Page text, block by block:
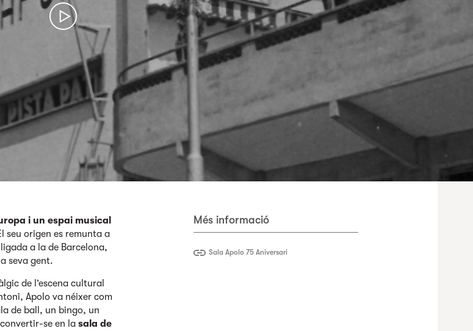
i un espai musical
seu origen es remunta a
a la de Barcelona,
seva gent.
de l’escena cultural
Apolo va néixer com
de ball, un bingo, un
se en lasala de
Més informació
Sala Apolo 75 Aniversari